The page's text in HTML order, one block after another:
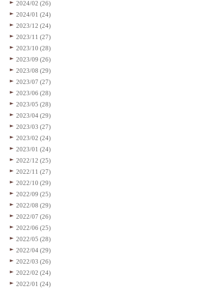
2024/02 (26)
2024/01 (24)
2023/12 (24)
2023/11 (27)
2023/10 (28)
2023/09 (26)
2023/08 (29)
2023/07 (27)
2023/06 (28)
2023/05 (28)
2023/04 (29)
2023/03 (27)
2023/02 (24)
2023/01 (24)
2022/12 (25)
2022/11 (27)
2022/10 (29)
2022/09 (25)
2022/08 (29)
2022/07 (26)
2022/06 (25)
2022/05 (28)
2022/04 (29)
2022/03 (26)
2022/02 (24)
2022/01 (24)